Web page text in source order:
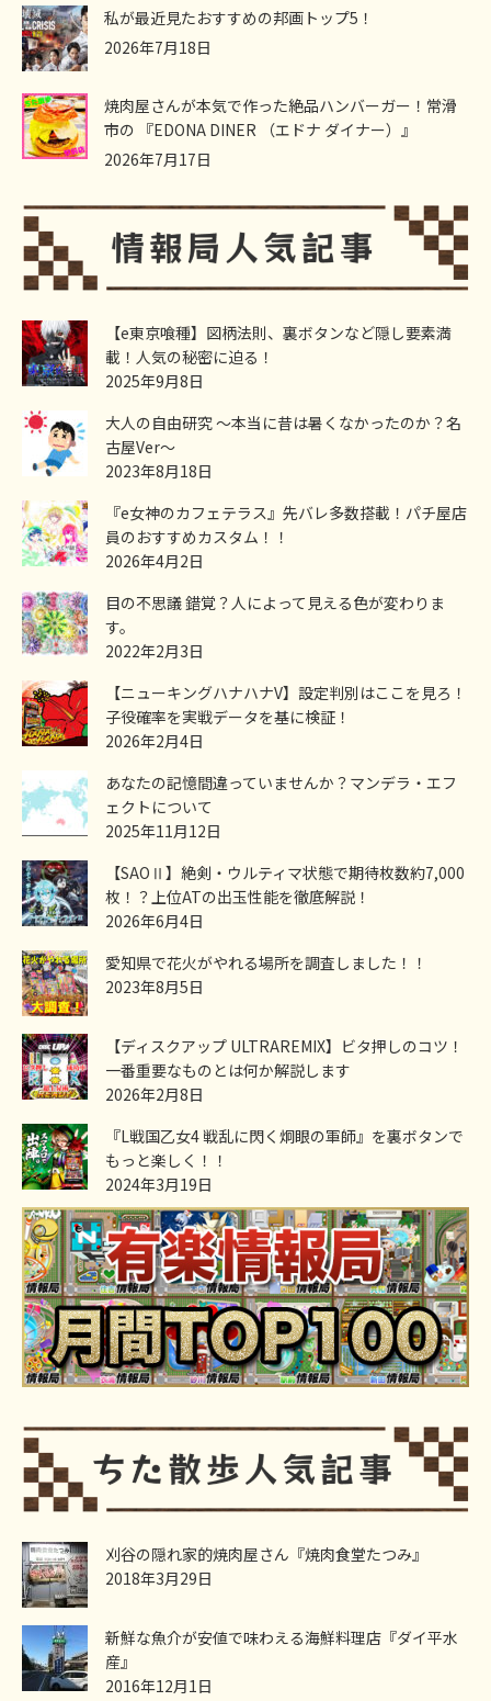
私が最近見たおすすめの邦画トップ5！
2026年7月18日
焼肉屋さんが本気で作った絶品ハンバーガー！常滑
市の 『EDONA DINER （エドナ ダイナー）』
2026年7月17日
【e東京喰種】図柄法則、裏ボタンなど隠し要素満
載！人気の秘密に迫る！
2025年9月8日
大人の自由研究 ～本当に昔は暑くなかったのか？名
古屋Ver～
2023年8月18日
『e女神のカフェテラス』先バレ多数搭載！パチ屋店
員のおすすめカスタム！！
2026年4月2日
目の不思議 錯覚？人によって見える色が変わりま
す。
2022年2月3日
【ニューキングハナハナV】設定判別はここを見ろ！
子役確率を実戦データを基に検証！
2026年2月4日
あなたの記憶間違っていませんか？マンデラ・エフ
ェクトについて
2025年11月12日
【SAOⅡ】絶剣・ウルティマ状態で期待枚数約7,000
枚！？上位ATの出玉性能を徹底解説！
2026年6月4日
愛知県で花火がやれる場所を調査しました！！
2023年8月5日
【ディスクアップ ULTRAREMIX】ビタ押しのコツ！
一番重要なものとは何か解説します
2026年2月8日
『L戦国乙女4 戦乱に閃く炯眼の軍師』を裏ボタンで
もっと楽しく！！
2024年3月19日
刈谷の隠れ家的焼肉屋さん『焼肉食堂たつみ』
2018年3月29日
新鮮な魚介が安値で味わえる海鮮料理店『ダイ平水
産』
2016年12月1日